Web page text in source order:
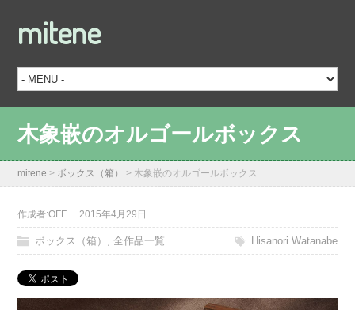
mitene
木象嵌のオルゴールボックス
mitene >ボックス（箱） >木象嵌のオルゴールボックス
作成者:OFF 2015年4月29日
ボックス（箱） ,全作品一覧 Hisanori Watanabe